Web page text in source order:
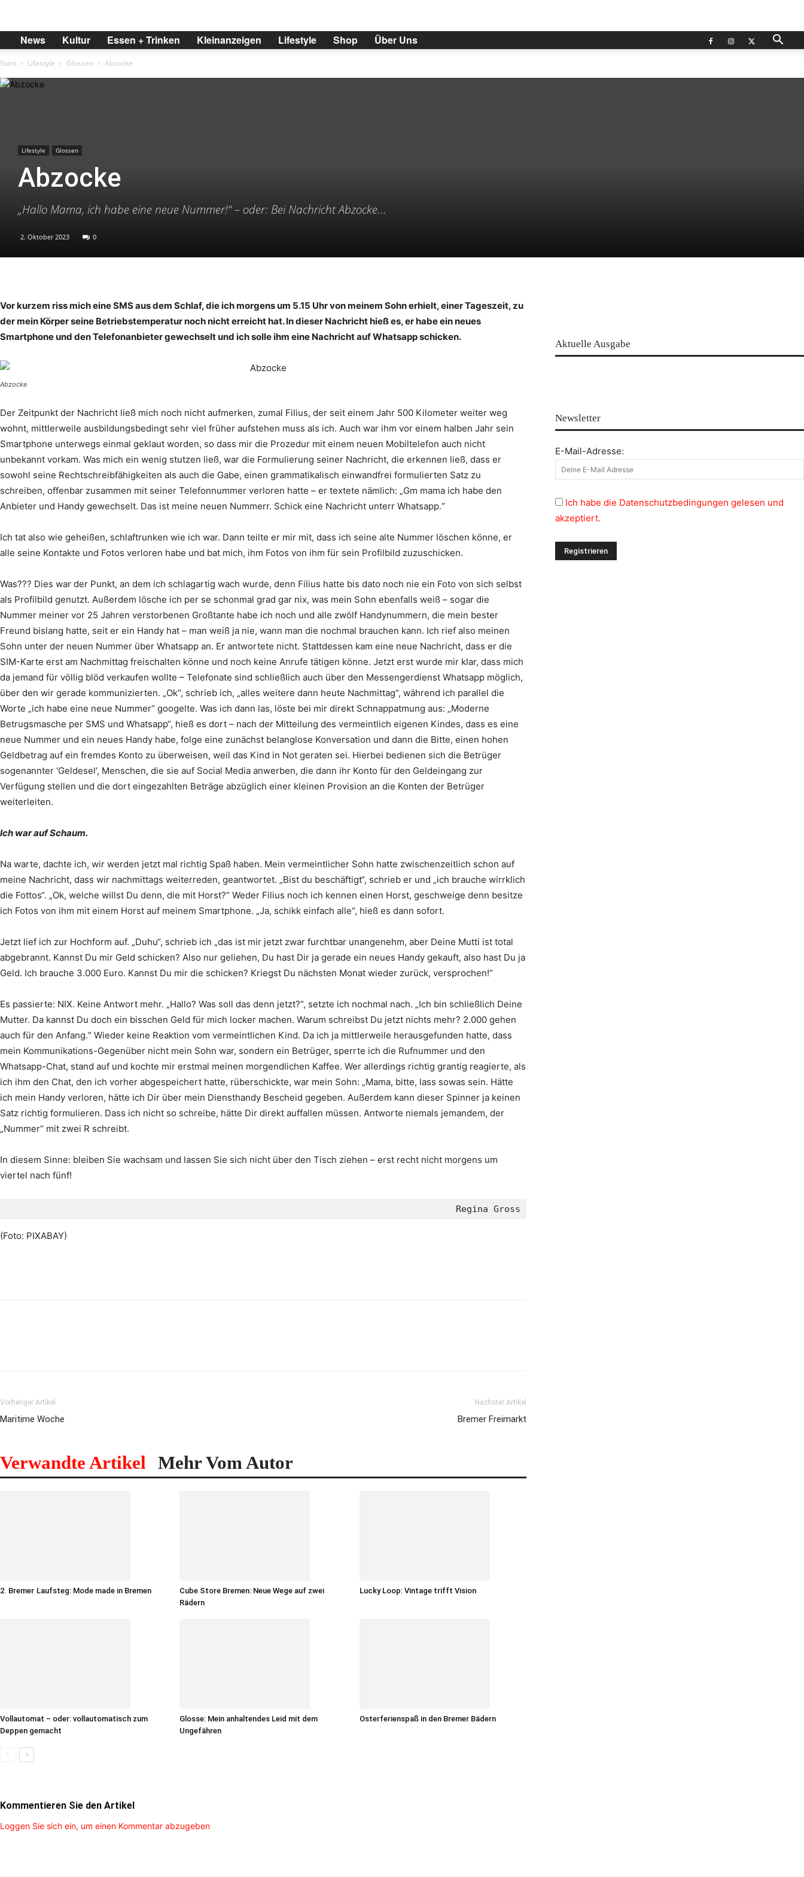
News Kultur Essen + Trinken Kleinanzeigen Lifestyle Shop Über Uns
Start Lifestyle Glossen Abzocke
Lifestyle Glossen
Abzocke
„Hallo Mama, ich habe eine neue Nummer!“ – oder: Bei Nachricht Abzocke...
2. Oktober 2023 0
Vor kurzem riss mich eine SMS aus dem Schlaf, die ich morgens um 5.15 Uhr von meinem Sohn erhielt, einer Tageszeit, zu
der mein Körper seine Betriebstemperatur noch nicht erreicht hat. In dieser Nachricht hieß es, er habe ein neues
Smartphone und den Telefonanbieter gewechselt und ich solle ihm eine Nachricht auf Whatsapp schicken.
Abzocke
Der Zeitpunkt der Nachricht ließ mich noch nicht aufmerken, zumal Filius, der seit einem Jahr 500 Kilometer weiter weg
wohnt, mittlerweile ausbildungsbedingt sehr viel früher aufstehen muss als ich. Auch war ihm vor einem halben Jahr sein
Smartphone unterwegs einmal geklaut worden, so dass mir die Prozedur mit einem neuen Mobiltelefon auch nicht
unbekannt vorkam. Was mich ein wenig stutzen ließ, war die Formulierung seiner Nachricht, die erkennen ließ, dass er
sowohl seine Rechtschreibfähigkeiten als auch die Gabe, einen grammatikalisch einwandfrei formulierten Satz zu
schreiben, offenbar zusammen mit seiner Telefonnummer verloren hatte – er textete nämlich: „Gm mama ich habe den
Anbieter und Handy gewechselt. Das ist meine neuen Nummerr. Schick eine Nachricht unterr Whatsapp.“
Ich tat also wie geheißen, schlaftrunken wie ich war. Dann teilte er mir mit, dass ich seine alte Nummer löschen könne, er
alle seine Kontakte und Fotos verloren habe und bat mich, ihm Fotos von ihm für sein Profilbild zuzuschicken.
Was??? Dies war der Punkt, an dem ich schlagartig wach wurde, denn Filius hatte bis dato noch nie ein Foto von sich selbst
als Profilbild genutzt. Außerdem lösche ich per se schonmal grad gar nix, was mein Sohn ebenfalls weiß – sogar die
Nummer meiner vor 25 Jahren verstorbenen Großtante habe ich noch und alle zwölf Handynummern, die mein bester
Freund bislang hatte, seit er ein Handy hat – man weiß ja nie, wann man die nochmal brauchen kann. Ich rief also meinen
Sohn unter der neuen Nummer über Whatsapp an. Er antwortete nicht. Stattdessen kam eine neue Nachricht, dass er die
SIM-Karte erst am Nachmittag freischalten könne und noch keine Anrufe tätigen könne. Jetzt erst wurde mir klar, dass mich
da jemand für völlig blöd verkaufen wollte – Telefonate sind schließlich auch über den Messengerdienst Whatsapp möglich,
über den wir gerade kommunizierten. „Ok“, schrieb ich, „alles weitere dann heute Nachmittag“, während ich parallel die
Worte „ich habe eine neue Nummer“ googelte. Was ich dann las, löste bei mir direkt Schnapp­atmung aus: „Moderne
Betrugsmasche per SMS und Whatsapp“, hieß es dort – nach der Mitteilung des vermeintlich eigenen Kindes, dass es eine
neue Nummer und ein neues Handy habe, folge eine zunächst belanglose Konversation und dann die Bitte, einen hohen
Geldbetrag auf ein fremdes Konto zu überweisen, weil das Kind in Not geraten sei. Hierbei bedienen sich die Betrüger
sogenannter ‘Geldesel’, Menschen, die sie auf Social Media anwerben, die dann ihr Konto für den Geldeingang zur
Verfügung stellen und die dort eingezahlten Beträge abzüglich einer kleinen Provision an die Konten der Betrüger
weiterleiten.
Ich war auf Schaum.
Na warte, dachte ich, wir werden jetzt mal richtig Spaß haben. Mein vermeintlicher Sohn hatte zwischenzeitlich schon auf
meine Nachricht, dass wir nachmittags weiterreden, geantwortet. „Bist du beschäftigt“, schrieb er und „ich brauche wirrklich
die Fottos“. „Ok, welche willst Du denn, die mit Horst?“ Weder Filius noch ich kennen einen Horst, geschweige denn besitze
ich Fotos von ihm mit einem Horst auf meinem Smartphone. „Ja, schikk einfach alle“, hieß es dann sofort.
Jetzt lief ich zur Hochform auf. „Duhu“, schrieb ich „das ist mir jetzt zwar furchtbar unangenehm, aber Deine Mutti ist total
abgebrannt. Kannst Du mir Geld schicken? Also nur geliehen, Du hast Dir ja gerade ein neues Handy gekauft, also hast Du ja
Geld. Ich brauche 3.000 Euro. Kannst Du mir die schicken? Kriegst Du nächsten Monat wieder zurück, versprochen!“
Es passierte: NIX. Keine Antwort mehr. „Hallo? Was soll das denn jetzt?“, setzte ich nochmal nach. „Ich bin schließlich Deine
Mutter. Da kannst Du doch ein bisschen Geld für mich locker machen. Warum schreibst Du jetzt nichts mehr? 2.000 gehen
auch für den Anfang.“ Wieder keine Reaktion vom vermeintlichen Kind. Da ich ja mittlerweile herausgefunden hatte, dass
mein Kommunikations-Gegenüber nicht mein Sohn war, sondern ein Betrüger, sperrte ich die Rufnummer und den
Whatsapp-Chat, stand auf und kochte mir erstmal meinen morgendlichen Kaffee. Wer allerdings richtig grantig reagierte, als
ich ihm den Chat, den ich vorher abgespeichert hatte, rüberschickte, war mein Sohn: „Mama, bitte, lass sowas sein. Hätte
ich mein Handy verloren, hätte ich Dir über mein Diensthandy Bescheid gegeben. Außerdem kann dieser Spinner ja keinen
Satz richtig formulieren. Dass ich nicht so schreibe, hätte Dir direkt auffallen müssen. Antworte niemals jemandem, der
„Nummer“ mit zwei R schreibt.
In diesem Sinne: bleiben Sie wachsam und lassen Sie sich nicht über den Tisch ziehen – erst recht nicht morgens um
viertel nach fünf!
Regina Gross
(Foto: PIXABAY)
Vorheriger Artikel
Maritime Woche
Nächster Artikel
Bremer Freimarkt
Verwandte Artikel Mehr Vom Autor
2. Bremer Laufsteg: Mode made in Bremen
Cube Store Bremen: Neue Wege auf zwei
Rädern
Lucky Loop: Vintage trifft Vision
Vollautomat – oder: vollautomatisch zum
Deppen gemacht
Glosse: Mein anhaltendes Leid mit dem
Ungefähren
Osterferienspaß in den Bremer Bädern
Kommentieren Sie den Artikel
Loggen Sie sich ein, um einen Kommentar abzugeben
Aktuelle Ausgabe
Newsletter
E-Mail-Adresse:
Ich habe die Datenschutzbedingungen gelesen und
akzeptiert.